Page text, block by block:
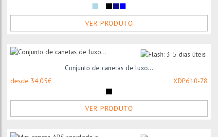
VER PRODUTO
Conjunto de canetas de luxo...
desde 34,05€
XDP610-78
VER PRODUTO